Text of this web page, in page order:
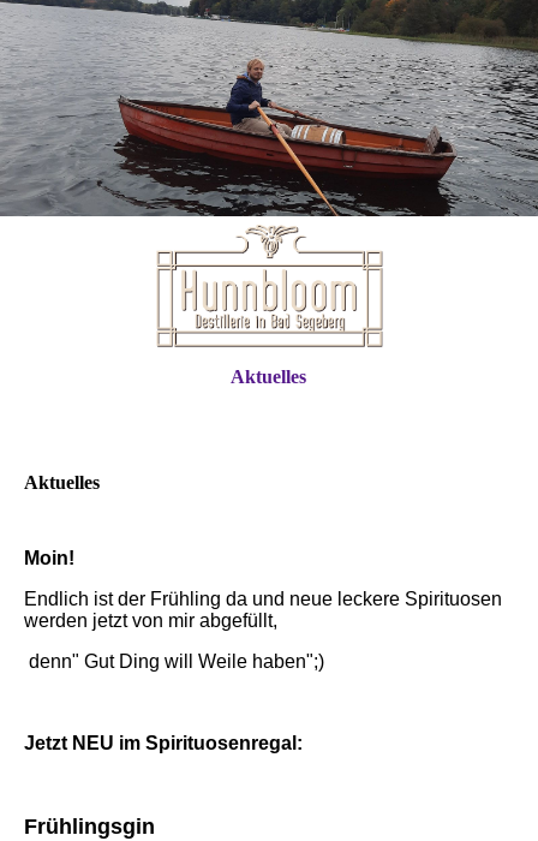
Aktuelles
Aktuelles
Moin!
Endlich ist der Frühling da und neue leckere Spirituosen
werden jetzt von mir abgefüllt,
denn" Gut Ding will Weile haben";)
Jetzt NEU im Spirituosenregal:
Frühlingsgin